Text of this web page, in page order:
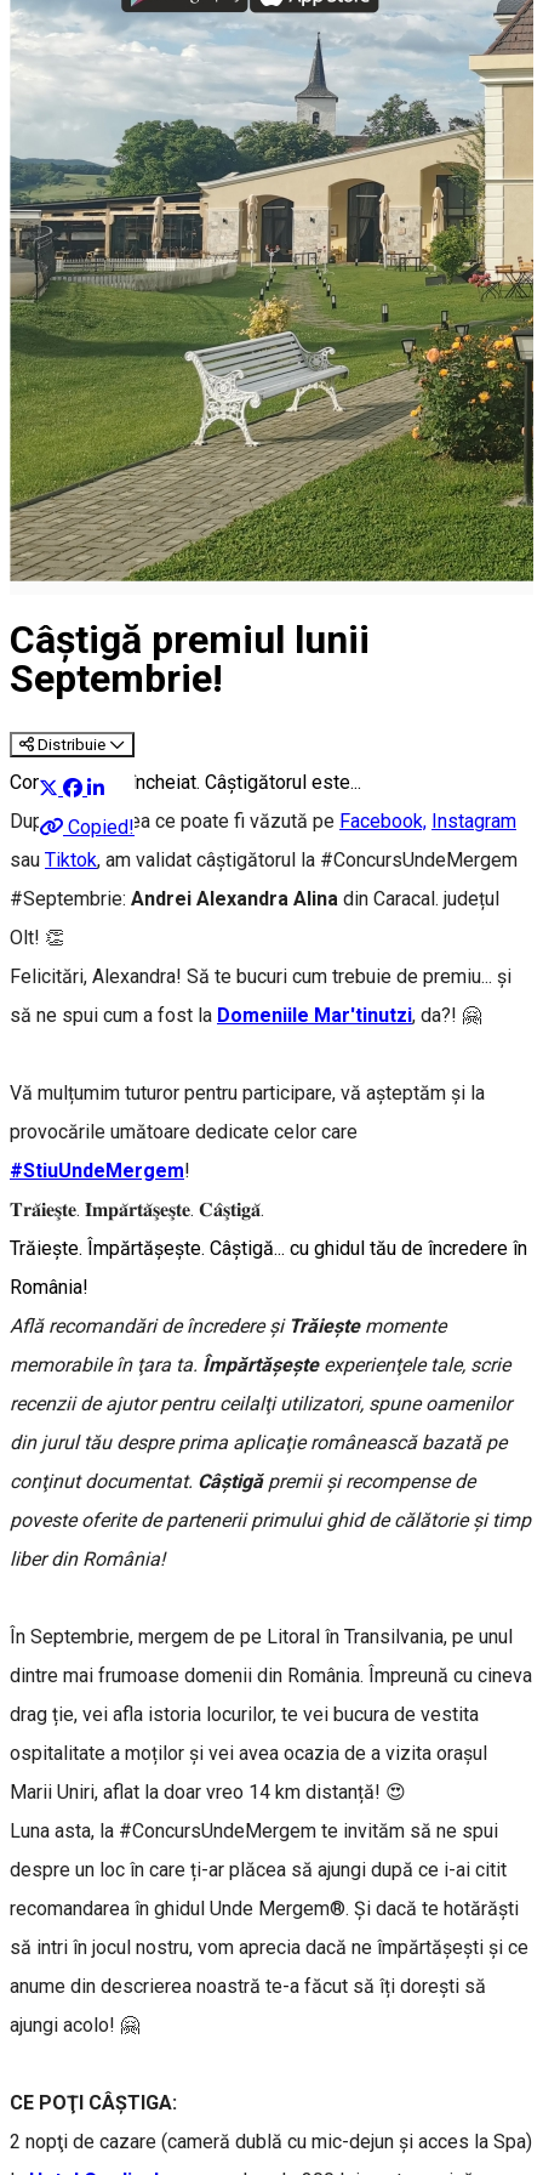
Câştigă premiul lunii
Septembrie!
Distribuie
Copied!
Concursul s-a încheiat. Câştigătorul este...
După extragerea ce poate fi văzută pe Facebook, Instagram
sau Tiktok, am validat câștigătorul la #ConcursUndeMergem
#Septembrie: Andrei Alexandra Alina din Caracal. județul
Olt! 👏
Felicitări, Alexandra! Să te bucuri cum trebuie de premiu... și
să ne spui cum a fost la Domeniile Mar'tinutzi, da?! 🤗
Vă mulțumim tuturor pentru participare, vă așteptăm și la
provocările umătoare dedicate celor care
#StiuUndeMergem!
𝐓𝐫𝐚̆𝐢𝐞𝐬̧𝐭𝐞. 𝐈̂𝐦𝐩𝐚̆𝐫𝐭𝐚̆𝐬̧𝐞𝐬̧𝐭𝐞. 𝐂𝐚̂𝐬̧𝐭𝐢𝐠𝐚̆.
Trăieşte. Împărtăşeşte. Câştigă... cu ghidul tău de încredere în
România!
Află recomandări de încredere şi Trăieştemomente
memorabile în ţara ta. Împărtăşeşteexperienţele tale, scrie
recenzii de ajutor pentru ceilalţi utilizatori, spune oamenilor
din jurul tău despre prima aplicaţie românească bazată pe
conţinut documentat. Câştigăpremii şi recompense de
poveste oferite de partenerii primului ghid de călătorie și timp
liber din România!
În Septembrie, mergem de pe Litoral în Transilvania, pe unul
dintre mai frumoase domenii din România. Împreună cu cineva
drag ție, vei afla istoria locurilor, te vei bucura de vestita
ospitalitate a moților și vei avea ocazia de a vizita orașul
Marii Uniri, aflat la doar vreo 14 km distanță! 😍
Luna asta, la #ConcursUndeMergem te invităm să ne spui
despre un loc în care ți-ar plăcea să ajungi după ce i-ai citit
recomandarea în ghidul Unde Mergem®. Și dacă te hotărăști
să intri în jocul nostru, vom aprecia dacă ne împărtășești și ce
anume din descrierea noastră te-a făcut să îți dorești să
ajungi acolo! 🤗
CE POŢI CÂŞTIGA:
2 nopţi de cazare (cameră dublă cu mic-dejun și acces la Spa)